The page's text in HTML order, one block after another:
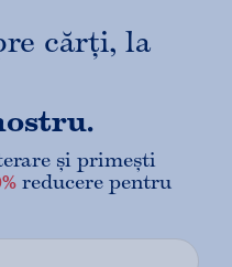
cărți, la
și primești
reducere pentru